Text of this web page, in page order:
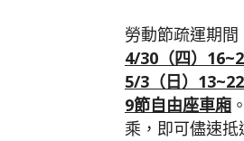
勞動節疏運期
4/30 （四）
5/3 （日） 13~22
9節自由座車廂
乘，即可儘速抵